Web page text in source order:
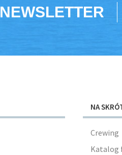
NEWSLETTER
NA
Crewing
Katalog